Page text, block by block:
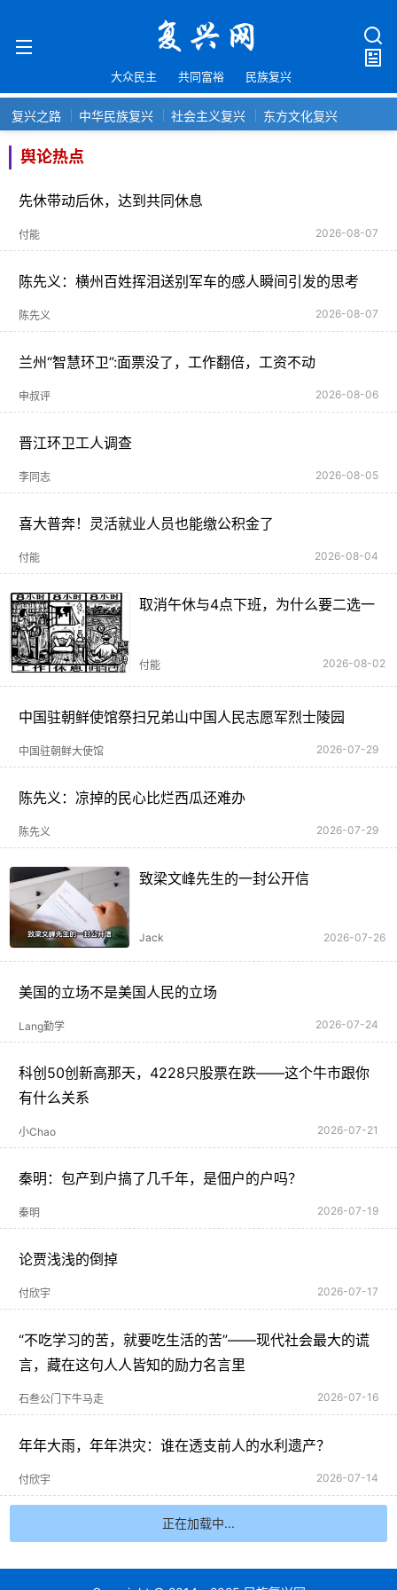
大众民主 共同富裕 民族复兴
复兴之路 中华民族复兴 社会主义复兴 东方文化复兴
舆论热点
先休带动后休，达到共同休息
付能 2026-08-07
陈先义：横州百姓挥泪送别军车的感人瞬间引发的思考
陈先义 2026-08-07
兰州“智慧环卫”:面票没了，工作翻倍，工资不动
申叔评 2026-08-06
晋江环卫工人调查
李同志 2026-08-05
喜大普奔！灵活就业人员也能缴公积金了
付能 2026-08-04
取消午休与4点下班，为什么要二选一
付能 2026-08-02
中国驻朝鲜使馆祭扫兄弟山中国人民志愿军烈士陵园
中国驻朝鲜大使馆 2026-07-29
陈先义：凉掉的民心比烂西瓜还难办
陈先义 2026-07-29
致梁文峰先生的一封公开信
Jack 2026-07-26
美国的立场不是美国人民的立场
Lang勤学 2026-07-24
科创50创新高那天，4228只股票在跌——这个牛市跟你
有什么关系
小Chao 2026-07-21
秦明：包产到户搞了几千年，是佃户的户吗？
秦明 2026-07-19
论贾浅浅的倒掉
付欣宇 2026-07-17
“不吃学习的苦，就要吃生活的苦”——现代社会最大的谎
言，藏在这句人人皆知的励力名言里
石叁公门下牛马走 2026-07-16
年年大雨，年年洪灾：谁在透支前人的水利遗产？
付欣宇 2026-07-14
正在加载中...